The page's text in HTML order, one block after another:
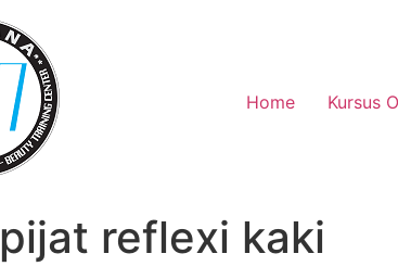
Home
Kursus
pijat reflexi kaki